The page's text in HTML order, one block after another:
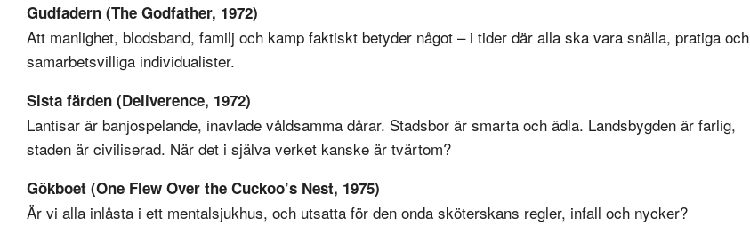
Gudfadern (The Godfather, 1972)
Att manlighet, blodsband, familj och kamp faktiskt betyder något – i tider där alla ska vara snälla, pratiga och
samarbetsvilliga individualister.
Sista färden (Deliverence, 1972)
Lantisar är banjospelande, inavlade våldsamma dårar. Stadsbor är smarta och ädla. Landsbygden är farlig,
staden är civiliserad. När det i själva verket kanske är tvärtom?
Gökboet (One Flew Over the Cuckoo’s Nest, 1975)
Är vi alla inlåsta i ett mentalsjukhus, och utsatta för den onda sköterskans regler, infall och nycker?